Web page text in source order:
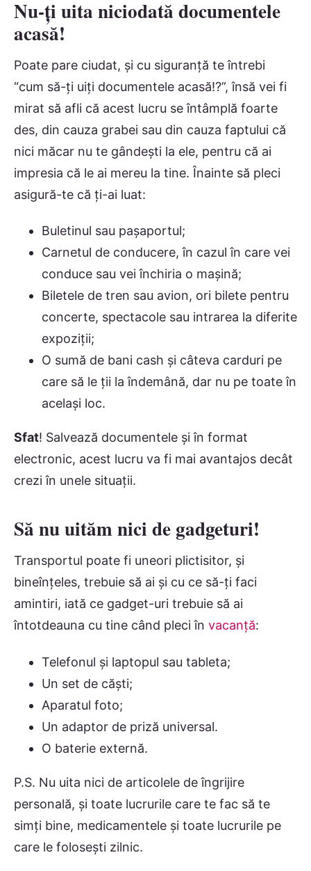
Nu-ți uita niciodată documentele
acasă!
Poate pare ciudat, și cu siguranță te întrebi
“cum să-ți uiți documentele acasă!?”, însă vei fi
mirat să afli că acest lucru se întâmplă foarte
des, din cauza grabei sau din cauza faptului că
nici măcar nu te gândești la ele, pentru că ai
impresia că le ai mereu la tine. Înainte să pleci
asigură-te că ți-ai luat:
Buletinul sau pașaportul;
Carnetul de conducere, în cazul în care vei
conduce sau vei închiria o mașină;
Biletele de tren sau avion, ori bilete pentru
concerte, spectacole sau intrarea la diferite
expoziții;
O sumă de bani cash și câteva carduri pe
care să le ții la îndemână, dar nu pe toate în
același loc.
Sfat! Salvează documentele și în format
electronic, acest lucru va fi mai avantajos decât
crezi în unele situații.
Să nu uităm nici de gadgeturi!
Transportul poate fi uneori plictisitor, și
bineînțeles, trebuie să ai și cu ce să-ți faci
amintiri, iată ce gadget-uri trebuie să ai
întotdeauna cu tine când pleci în vacanță:
Telefonul și laptopul sau tableta;
Un set de căști;
Aparatul foto;
Un adaptor de priză universal.
O baterie externă.
P.S. Nu uita nici de articolele de îngrijire
personală, și toate lucrurile care te fac să te
simți bine, medicamentele și toate lucrurile pe
care le folosești zilnic.